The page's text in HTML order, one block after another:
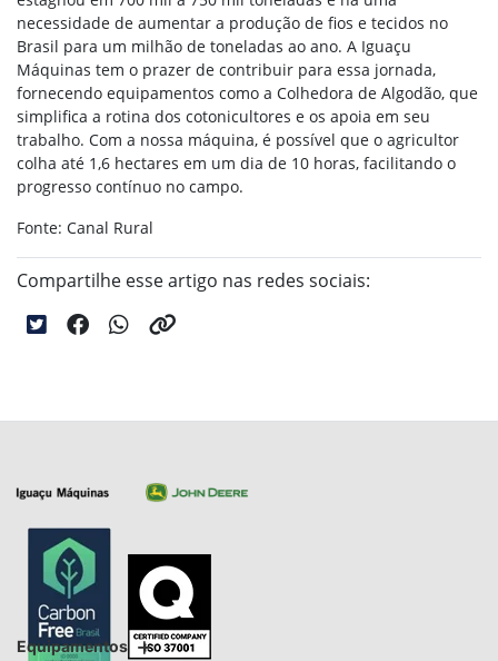
necessidade de aumentar a produção de fios e tecidos no
Brasil para um milhão de toneladas ao ano. A Iguaçu
Máquinas tem o prazer de contribuir para essa jornada,
fornecendo equipamentos como a Colhedora de Algodão, que
simplifica a rotina dos cotonicultores e os apoia em seu
trabalho. Com a nossa máquina, é possível que o agricultor
colha até 1,6 hectares em um dia de 10 horas, facilitando o
progresso contínuo no campo.
Fonte: Canal Rural
Compartilhe esse artigo nas redes sociais:
Equipamentos